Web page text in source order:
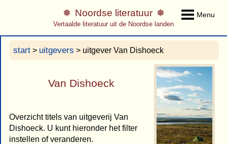
Menu
Noordse literatuur
Vertaalde literatuur uit de Noordse landen
start > uitgevers > uitgever Van Dishoeck
Van Dishoeck
Overzicht titels van uitgeverij Van
Dishoeck. U kunt hieronder het filter
instellen of veranderen.